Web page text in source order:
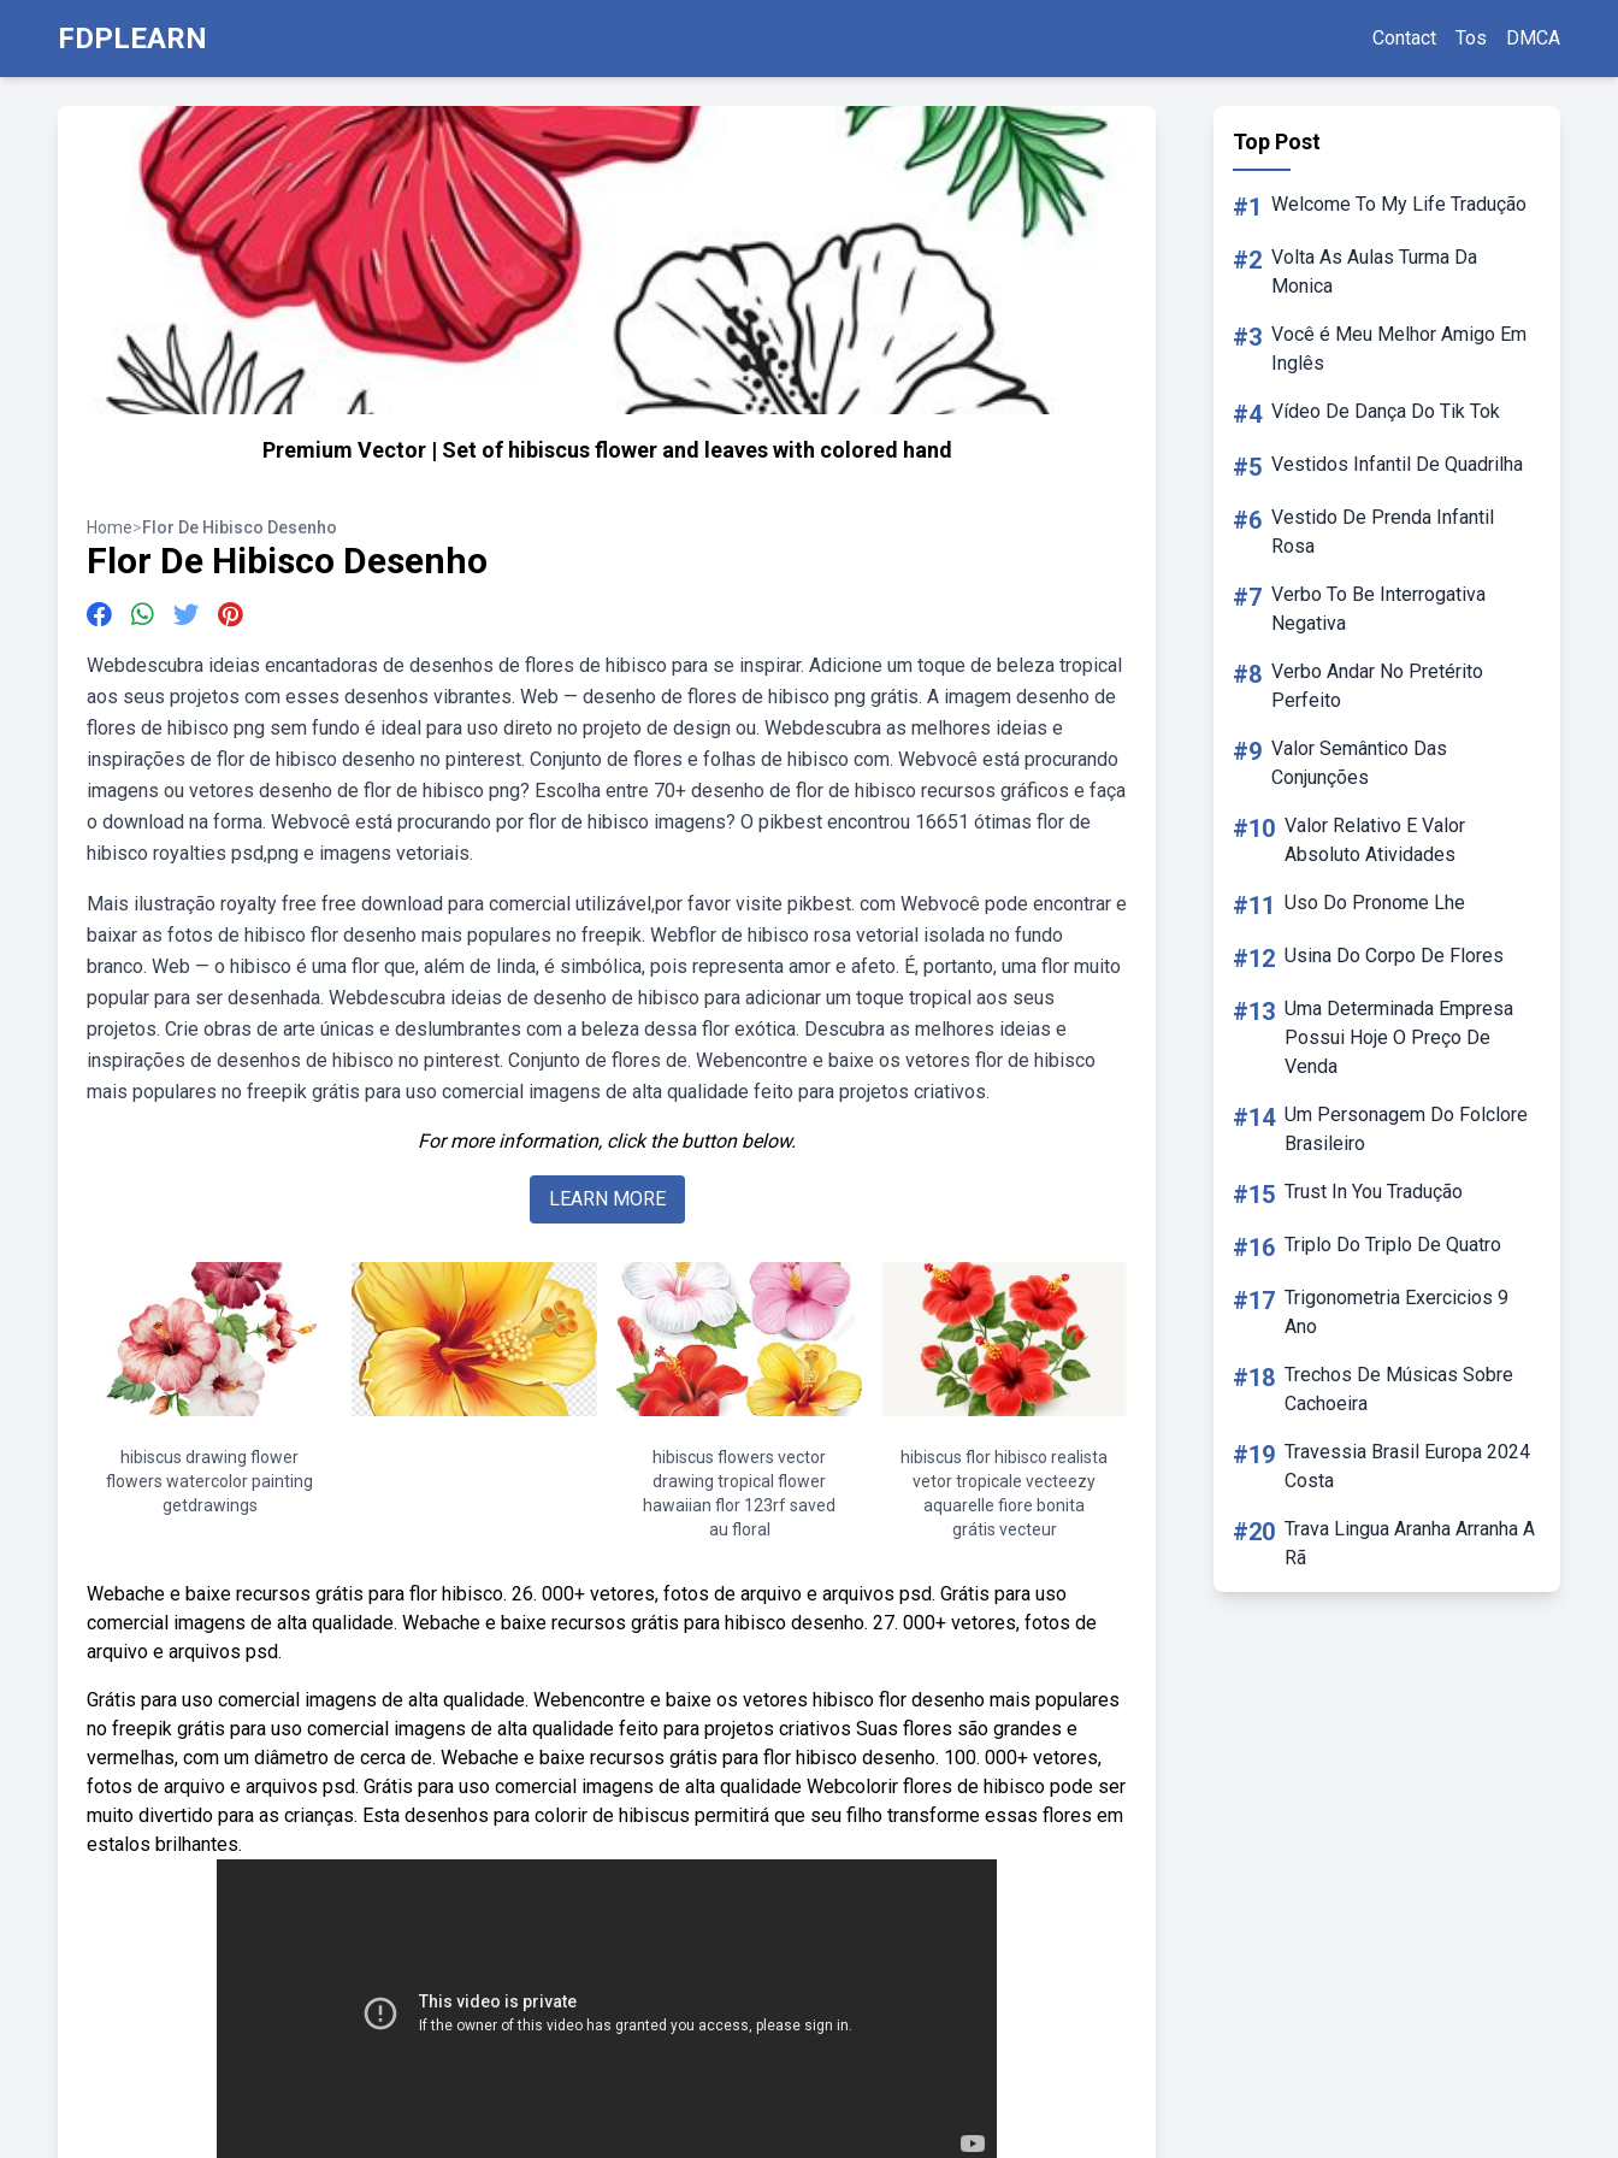
FDPLEARN Contact Tos DMCA
Premium Vector | Set of hibiscus flower and leaves with colored hand
Home>Flor De Hibisco Desenho
Flor De Hibisco Desenho
Webdescubra ideias encantadoras de desenhos de flores de hibisco para se inspirar. Adicione um toque de beleza tropical
aos seus projetos com esses desenhos vibrantes. Web — desenho de flores de hibisco png grátis. A imagem desenho de
flores de hibisco png sem fundo é ideal para uso direto no projeto de design ou. Webdescubra as melhores ideias e
inspirações de flor de hibisco desenho no pinterest. Conjunto de flores e folhas de hibisco com. Webvocê está procurando
imagens ou vetores desenho de flor de hibisco png? Escolha entre 70+ desenho de flor de hibisco recursos gráficos e faça
o download na forma. Webvocê está procurando por flor de hibisco imagens? O pikbest encontrou 16651 ótimas flor de
hibisco royalties psd,png e imagens vetoriais.
Mais ilustração royalty free free download para comercial utilizável,por favor visite pikbest. com Webvocê pode encontrar e
baixar as fotos de hibisco flor desenho mais populares no freepik. Webflor de hibisco rosa vetorial isolada no fundo
branco. Web — o hibisco é uma flor que, além de linda, é simbólica, pois representa amor e afeto. É, portanto, uma flor muito
popular para ser desenhada. Webdescubra ideias de desenho de hibisco para adicionar um toque tropical aos seus
projetos. Crie obras de arte únicas e deslumbrantes com a beleza dessa flor exótica. Descubra as melhores ideias e
inspirações de desenhos de hibisco no pinterest. Conjunto de flores de. Webencontre e baixe os vetores flor de hibisco
mais populares no freepik grátis para uso comercial imagens de alta qualidade feito para projetos criativos.
For more information, click the button below.
LEARN MORE
hibiscus drawing flower
flowers watercolor painting
getdrawings
hibiscus flowers vector
drawing tropical flower
hawaiian flor 123rf saved
au floral
hibiscus flor hibisco realista
vetor tropicale vecteezy
aquarelle fiore bonita
grátis vecteur
Webache e baixe recursos grátis para flor hibisco. 26. 000+ vetores, fotos de arquivo e arquivos psd. Grátis para uso
comercial imagens de alta qualidade. Webache e baixe recursos grátis para hibisco desenho. 27. 000+ vetores, fotos de
arquivo e arquivos psd.
Grátis para uso comercial imagens de alta qualidade. Webencontre e baixe os vetores hibisco flor desenho mais populares
no freepik grátis para uso comercial imagens de alta qualidade feito para projetos criativos Suas flores são grandes e
vermelhas, com um diâmetro de cerca de. Webache e baixe recursos grátis para flor hibisco desenho. 100. 000+ vetores,
fotos de arquivo e arquivos psd. Grátis para uso comercial imagens de alta qualidade Webcolorir flores de hibisco pode ser
muito divertido para as crianças. Esta desenhos para colorir de hibiscus permitirá que seu filho transforme essas flores em
estalos brilhantes.
Top Post
#1 Welcome To My Life Tradução
#2 Volta As Aulas Turma Da
Monica
#3 Você é Meu Melhor Amigo Em
Inglês
#4 Vídeo De Dança Do Tik Tok
#5 Vestidos Infantil De Quadrilha
#6 Vestido De Prenda Infantil
Rosa
#7 Verbo To Be Interrogativa
Negativa
#8 Verbo Andar No Pretérito
Perfeito
#9 Valor Semântico Das
Conjunções
#10 Valor Relativo E Valor
Absoluto Atividades
#11 Uso Do Pronome Lhe
#12 Usina Do Corpo De Flores
#13 Uma Determinada Empresa
Possui Hoje O Preço De
Venda
#14 Um Personagem Do Folclore
Brasileiro
#15 Trust In You Tradução
#16 Triplo Do Triplo De Quatro
#17 Trigonometria Exercicios 9
Ano
#18 Trechos De Músicas Sobre
Cachoeira
#19 Travessia Brasil Europa 2024
Costa
#20 Trava Lingua Aranha Arranha A
Rã